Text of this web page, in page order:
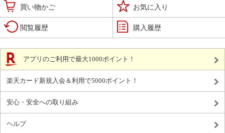
買い物かご お気に入り
閲覧履歴 購入履歴
アプリのご利用で最大1000ポイント！
楽天カード新規入会＆利用で5000ポイント！
安心・安全への取り組み
ヘルプ